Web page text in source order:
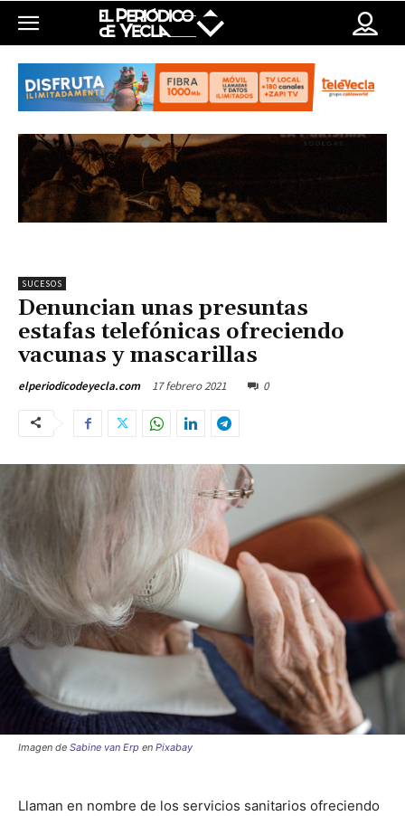
SUCESOS
Denuncian unas presuntas
estafas telefónicas ofreciendo
vacunas y mascarillas
elperiodicodeyecla.com 17 febrero 2021 0
Imagen de Sabine van Erp en Pixabay
Llaman en nombre de los servicios sanitarios ofreciendo